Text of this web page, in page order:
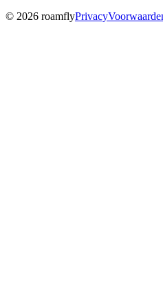
© 2026 roamflyPrivacy